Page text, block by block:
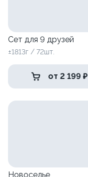
Сет для 9 друзей
±1813г / 72шт.
от 2 199 ₽
Новоселье